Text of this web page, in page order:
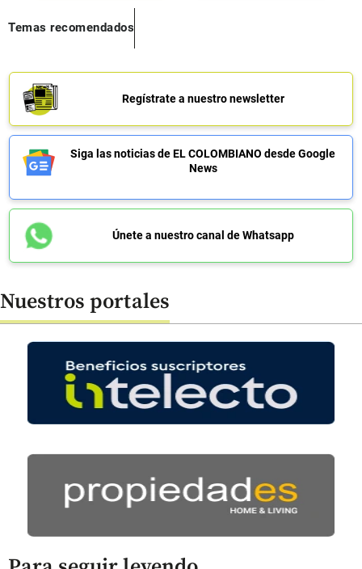
Temas recomendados
Regístrate a nuestro newsletter
Siga las noticias de EL COLOMBIANO desde Google
News
Únete a nuestro canal de Whatsapp
Nuestros portales